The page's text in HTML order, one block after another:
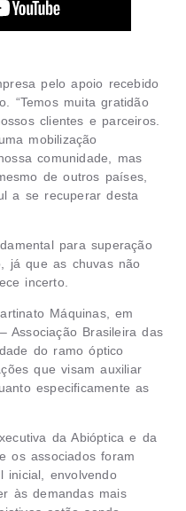
pelo apoio recebido
“Temos muita gratidão
clientes e parceiros.
mobilização
comunidade, mas
de outros países,
a se recuperar desta
para superação
já que as chuvas não
incerto.
Máquinas, em
Associação Brasileira das
do ramo óptico
que visam auxiliar
especificamente as
da Abióptica e da
os associados foram
inicial, envolvendo
às demandas mais